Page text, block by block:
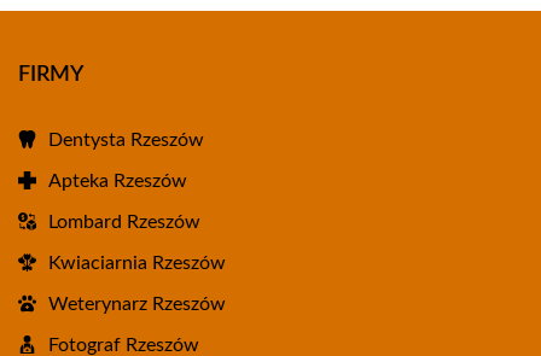
FIRMY
Dentysta Rzeszów
Apteka Rzeszów
Lombard Rzeszów
Kwiaciarnia Rzeszów
Weterynarz Rzeszów
Fotograf Rzeszów